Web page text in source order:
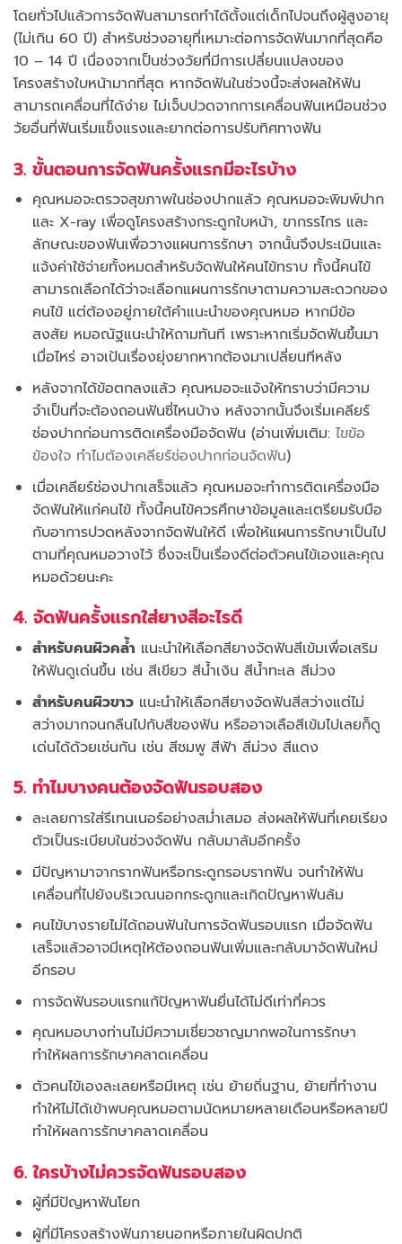
โดยทั่วไปแล้วการจัดฟันสามารถทำได้ตั้งแต่เด็กไปจนถึงผู้สูงอายุ
(ไม่เกิน 60 ปี) สำหรับช่วงอายุที่เหมาะต่อการจัดฟันมากที่สุดคือ
10 – 14 ปี เนื่องจากเป็นช่วงวัยที่มีการเปลี่ยนแปลงของ
โครงสร้างใบหน้ามากที่สุด หากจัดฟันในช่วงนี้จะส่งผลให้ฟัน
สามารถเคลื่อนที่ได้ง่าย ไม่เจ็บปวดจากการเคลื่อนฟันเหมือนช่วง
วัยอื่นที่ฟันเริ่มแข็งแรงและยากต่อการปรับทิศทางฟัน
3. ขั้นตอนการจัดฟันครั้งแรกมีอะไรบ้าง
คุณหมอจะตรวจสุขภาพในช่องปากแล้ว คุณหมอจะพิมพ์ปาก
และ X-ray เพื่อดูโครงสร้างกระดูกใบหน้า, ขากรรไกร และ
ลักษณะของฟันเพื่อวางแผนการรักษา จากนั้นจึงประเมินและ
แจ้งค่าใช้จ่ายทั้งหมดสำหรับจัดฟันให้คนไข้ทราบ ทั้งนี้คนไข้
สามารถเลือกได้ว่าจะเลือกแผนการรักษาตามความสะดวกของ
คนไข้ แต่ต้องอยู่ภายใต้คำแนะนำของคุณหมอ หากมีข้อ
สงสัย หมอณัฐแนะนำให้ถามทันที เพราะหากเริ่มจัดฟันขึ้นมา
เมื่อไหร่ อาจเป้นเรื่องยุ่งยากหากต้องมาเปลี่ยนทีหลัง
หลังจากได้ข้อตกลงแล้ว คุณหมอจะแจ้งให้ทราบว่ามีความ
จำเป็นที่จะต้องถอนฟันซี่ไหนบ้าง หลังจากนั้นจึงเริ่มเคลียร์
ช่องปากก่อนการติดเครื่องมือจัดฟัน (อ่านเพิ่มเติม: ไขข้อ
ข้องใจ ทำไมต้องเคลียร์ช่องปากก่อนจัดฟัน)
เมื่อเคลียร์ช่องปากเสร็จแล้ว คุณหมอจะทำการติดเครื่องมือ
จัดฟันให้แก่คนไข้ ทั้งนี้คนไข้ควรศึกษาข้อมูลและเตรียมรับมือ
กับอาการปวดหลังจากจัดฟันให้ดี เพื่อให้แผนการรักษาเป็นไป
ตามที่คุณหมอวางไว้ ซึ่งจะเป็นเรื่องดีต่อตัวคนไข้เองและคุณ
หมอด้วยนะคะ
4. จัดฟันครั้งแรกใส่ยางสีอะไรดี
สำหรับคนผิวคล้ำ แนะนำให้เลือกสียางจัดฟันสีเข้มเพื่อเสริม
ให้ฟันดูเด่นขึ้น เช่น สีเขียว สีน้ำเงิน สีน้ำทะเล สีม่วง
สำหรับคนผิวขาวแนะนำให้เลือกสียางจัดฟันสีสว่างแต่ไม่
สว่างมากจนกลืนไปกับสีของฟัน หรืออาจเลือสีเข้มไปเลยก็ดู
เด่นได้ด้วยเช่นกัน เช่น สีชมพู สีฟ้า สีม่วง สีแดง
5. ทำไมบางคนต้องจัดฟันรอบสอง
ละเลยการใส่รีเทนเนอร์อย่างสม่ำเสมอ ส่งผลให้ฟันที่เคยเรียง
ตัวเป็นระเบียบในช่วงจัดฟัน กลับมาล้มอีกครั้ง
มีปัญหามาจากรากฟันหรือกระดูกรอบรากฟัน จนทำให้ฟัน
เคลื่อนที่ไปยังบริเวณนอกกระดูกและเกิดปัญหาฟันล้ม
คนไข้บางรายไม่ได้ถอนฟันในการจัดฟันรอบแรก เมื่อจัดฟัน
เสร็จแล้วอาจมีเหตุให้ต้องถอนฟันเพิ่มและกลับมาจัดฟันใหม่
อีกรอบ
การจัดฟันรอบแรกแก้ปัญหาฟันยื่นได้ไม่ดีเท่าที่ควร
คุณหมอบางท่านไม่มีความเชี่ยวชาญมากพอในการรักษา
ทำให้ผลการรักษาคลาดเคลื่อน
ตัวคนไข้เองละเลยหรือมีเหตุ เช่น ย้ายถิ่นฐาน, ย้ายที่ทำงาน
ทำให้ไม่ได้เข้าพบคุณหมอตามนัดหมายหลายเดือนหรือหลายปี
ทำให้ผลการรักษาคลาดเคลื่อน
6. ใครบ้างไม่ควรจัดฟันรอบสอง
ผู้ที่มีปัญหาฟันโยก
ผู้ที่มีโครงสร้างฟันภายนอกหรือภายในผิดปกติ